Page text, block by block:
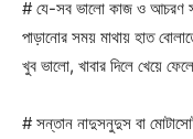
# যে-সব ভালো কাজ ও আচরণ
পাড়ানোর সময় মাথায় হাত
খুব ভালো, খাবার দিলে খেয়ে
# সন্তান নাদুসনুদুস বা